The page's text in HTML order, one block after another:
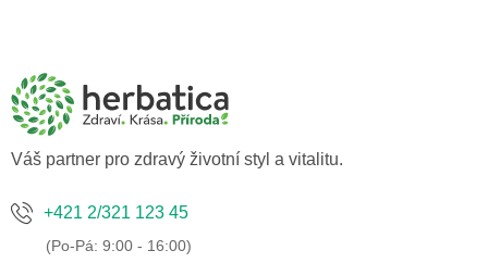
a
Váš partner pro zdravý životní styl a vitalitu.
+421 2/321 123 45